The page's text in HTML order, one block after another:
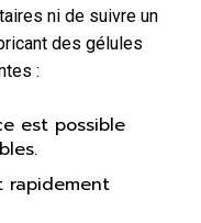
ni de suivre un
des gélules
:
est possible
rapidement